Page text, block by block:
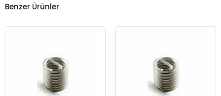
Benzer Ürünler